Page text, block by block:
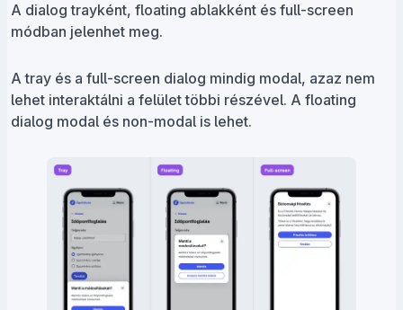
A dialog trayként, floating ablakként és full-screen
módban jelenhet meg.
A tray és a full-screen dialog mindig modal, azaz nem
lehet interaktálni a felület többi részével. A floating
dialog modal és non-modal is lehet.